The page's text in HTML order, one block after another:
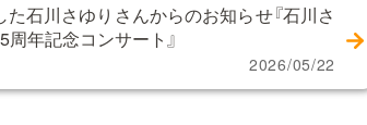
石川さゆりさんからのお知らせ『石川さ
年記念コンサート』
2026/05/22